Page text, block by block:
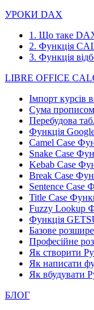
УРОКИ DAX
1. Що таке
2. Функція
3. Функція
LIBRE OFFICE
Імпорт курсів
Сума
Перебудова
Функція
Camel Case
Snake Case
Kebab Case
Break Case
Sentence Case
Title Case
Fuzzy Lookup
Функція
Базове
Професійне
Як створити
Як написати
Як вбудувати
БЛОГ